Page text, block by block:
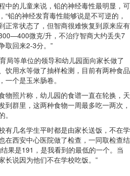
的儿童来说，铅的神经毒性最明显，可
铅的神经发育毒性能够说是不可逆的，
正常状态了，但智商很难恢复到原来应有
微克/升，不治疗智商大约丢失7
取回来2-3分。”
等单位的领导和幼儿园面向家长做了
饮用水等做了抽样检测，目前有两种食品
个是玉米肠卷。
照片称，幼儿园的食谱一直在轮换，天
到群里，这两种食物一周最多吃一两次，
几名学生平时都是由家长送饭，不在学
在西安中心医院做了检查，一同取检查结
果是191，是我看到的最低的一个。当
长说因为他们不在学校吃饭。”